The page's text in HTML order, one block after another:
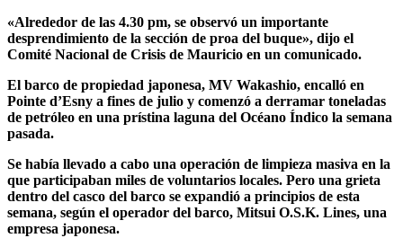
«Alrededor de las 4.30 pm, se observó un importante
desprendimiento de la sección de proa del buque», dijo el
Comité Nacional de Crisis de Mauricio en un comunicado.
El barco de propiedad japonesa, MV Wakashio, encalló en
Pointe d’Esny a fines de julio y comenzó a derramar toneladas
de petróleo en una prístina laguna del Océano Índico la semana
pasada.
Se había llevado a cabo una operación de limpieza masiva en la
que participaban miles de voluntarios locales. Pero una grieta
dentro del casco del barco se expandió a principios de esta
semana, según el operador del barco, Mitsui O.S.K. Lines, una
empresa japonesa.